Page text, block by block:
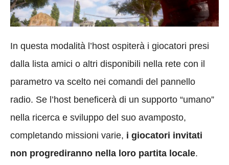
In questa modalità l’host ospiterà i giocatori presi
dalla lista amici o altri disponibili nella rete con il
parametro va scelto nei comandi del pannello
radio. Se l’host beneficerà di un supporto “umano”
nella ricerca e sviluppo del suo avamposto,
completando missioni varie, i giocatori invitati
non progrediranno nella loro partita locale.